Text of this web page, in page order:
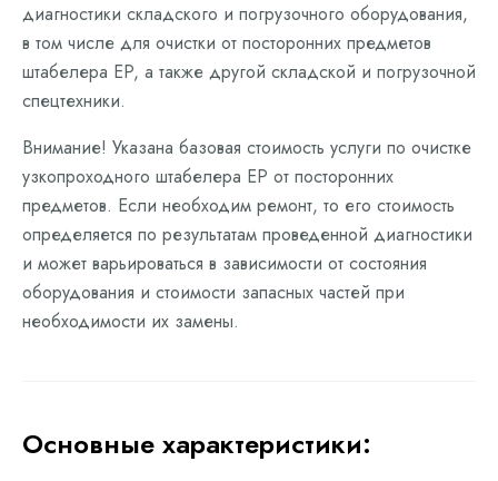
диагностики складского и погрузочного оборудования,
в том числе для очистки от посторонних предметов
штабелера EP, а также другой складской и погрузочной
спецтехники.
Внимание! Указана базовая стоимость услуги по очистке
узкопроходного штабелера EP от посторонних
предметов. Если необходим ремонт, то его стоимость
определяется по результатам проведенной диагностики
и может варьироваться в зависимости от состояния
оборудования и стоимости запасных частей при
необходимости их замены.
Основные характеристики: